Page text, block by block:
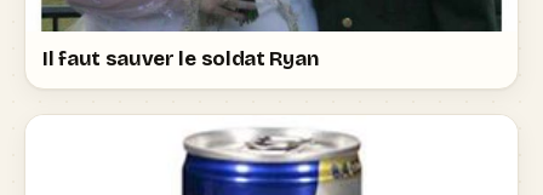
Il faut sauver le soldat Ryan